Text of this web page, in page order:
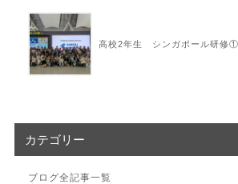
高校2年生 シンガポール研修①
カテゴリー
ブログ全記事一覧